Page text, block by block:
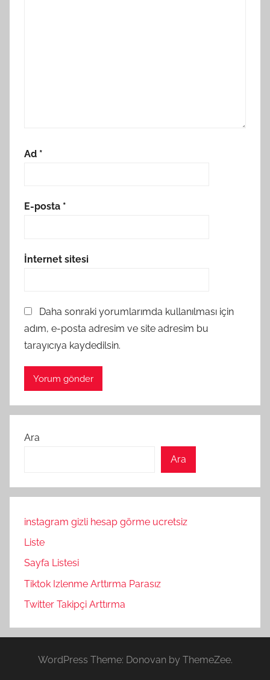
Ad *
E-posta *
İnternet sitesi
Daha sonraki yorumlarımda kullanılması için
adım, e-posta adresim ve site adresim bu
tarayıcıya kaydedilsin.
Ara
Ara
instagram gizli hesap görme ucretsiz
Liste
Sayfa Listesi
Tiktok Izlenme Arttırma Parasız
Twitter Takipçi Arttırma
WordPress Theme: Donovan by ThemeZee.